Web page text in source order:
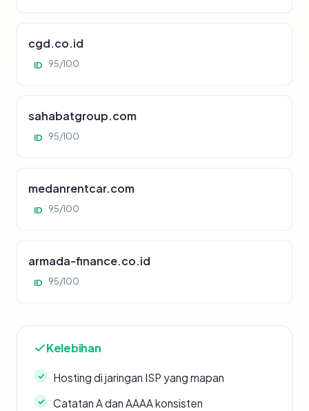
cgd.co.id
ID 95/100
sahabatgroup.com
ID 95/100
medanrentcar.com
ID 95/100
armada-finance.co.id
ID 95/100
Kelebihan
Hosting di jaringan ISP yang mapan
Catatan A dan AAAA konsisten